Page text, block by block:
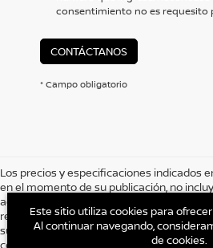
target='_blank'>Aviso
consentimiento no es requesito
CONTÁCTANOS
* Campo obligatorio
Los precios y especificaciones indicados
en el momento de su publicación, no
accesorios, seguro y gastos
reserva el derecho de modificar las
sus productos comunicándolo al cliente
contrato. Es posible que no represente el
Este sitio utiliza cookies para
Al continuar navegando,
de cookies.